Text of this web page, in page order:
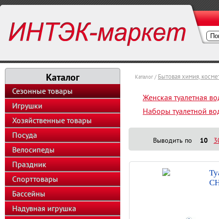
Каталог
Сезонные товары
Игрушки
Хозяйственные товары
Посуда
Велосипеды
Праздник
Спорттовары
Бассейны
Надувная игрушка
Каталог / Бытовая химия,
Женская туалетная
Наборы туалетной
Выводить по 10